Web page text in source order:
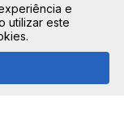
e
utilizar este